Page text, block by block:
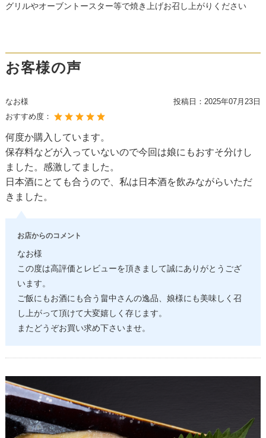
グリルやオーブントースター等で焼き上げお召し上がりください
お客様の声
なお様 投稿日： 2025年07月23日
おすすめ度：
何度か購入しています。
保存料などが入っていないので今回は娘にもおすそ分けし
ました。感激してました。
日本酒にとても合うので、私は日本酒を飲みながらいただ
きました。
お店からのコメント
なお様
この度は高評価とレビューを頂きまして誠にありがとうござ
います。
ご飯にもお酒にも合う畠中さんの逸品、娘様にも美味しく召
し上がって頂けて大変嬉しく存じます。
またどうぞお買い求め下さいませ。